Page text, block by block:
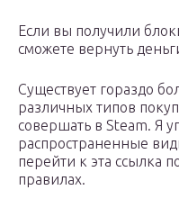
Если вы получили
сможете вернуть
Существует гораздо
различных типов
совершать в Steam. Я
распространенные
перейти к эта ссылка
правилах.